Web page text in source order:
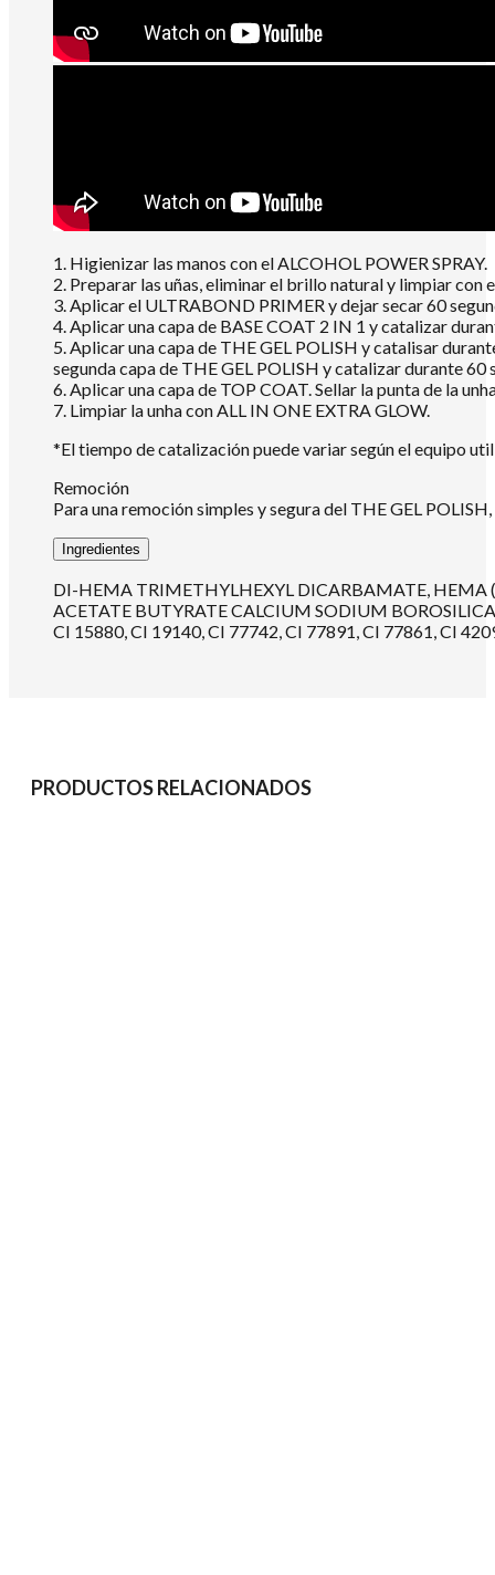
1. Higienizar las manos con el ALCOHOL POWER SPRAY.
2. Preparar las uñas, eliminar el brillo natural y limpiar con
3. Aplicar el ULTRABOND PRIMER y dejar secar 60
4. Aplicar una capa de BASE COAT 2 IN 1 y catalizar
5. Aplicar una capa de THE GEL POLISH y catalisar
segunda capa de THE GEL POLISH y catalizar durante
6. Aplicar una capa de TOP COAT. Sellar la punta de la
7. Limpiar la unha con ALL IN ONE EXTRA GLOW.
*El tiempo de catalización puede variar según el equipo
Remoción
Para una remoción simples y segura del THE GEL
Ingredientes
DI-HEMA TRIMETHYLHEXYL DICARBAMATE, HEMA
ACETATE BUTYRATE CALCIUM SODIUM
CI 15880, CI 19140, CI 77742, CI 77891, CI 77861, CI
PRODUCTOS RELACIONADOS